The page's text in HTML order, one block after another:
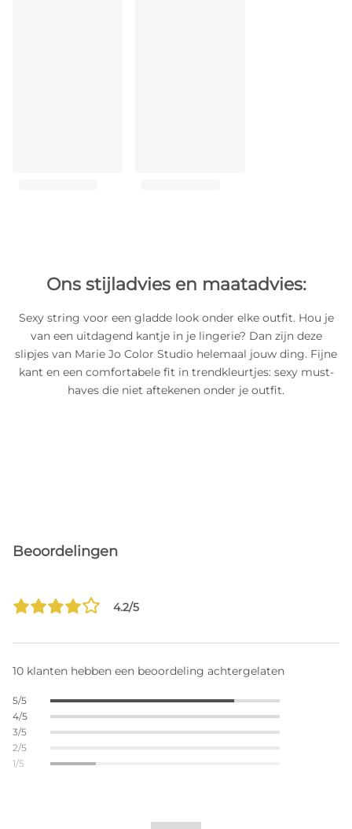
Ons stijladvies en maatadvies:
Sexy string voor een gladde look onder elke outfit. Hou je
van een uitdagend kantje in je lingerie? Dan zijn deze
slipjes van Marie Jo Color Studio helemaal jouw ding. Fijne
kant en een comfortabele fit in trendkleurtjes: sexy must-
haves die niet aftekenen onder je outfit.
Beoordelingen
4.2/5
10 klanten hebben een beoordeling achtergelaten
5/5
4/5
3/5
2/5
1/5